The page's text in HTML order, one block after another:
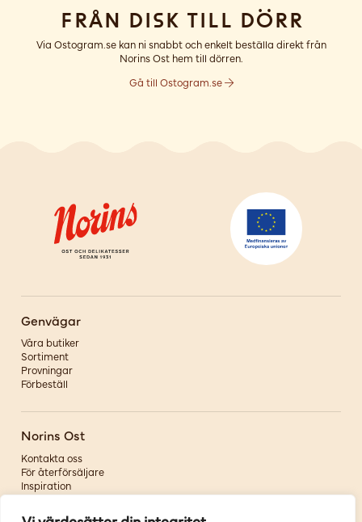
Från disk till dörr
Via Ostogram.se kan ni snabbt och enkelt beställa direkt från
Norins Ost hem till dörren.
Gå till Ostogram.se
Genvägar
Våra butiker
Sortiment
Provningar
Förbeställ
Norins Ost
Kontakta oss
För återförsäljare
Inspiration
Om oss